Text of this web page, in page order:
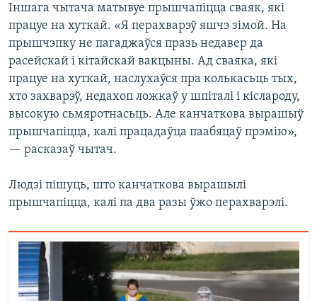
Іншага чытача матывуе прышчапіцца сваяк, які
працуе на хуткай. «Я перахварэў яшчэ зімой. На
прышчэпку не пагаджаўся празь недавер да
расейскай і кітайскай вакцыны. Ад сваяка, які
працуе на хуткай, наслухаўся пра колькасьць тых,
хто захварэў, недахоп ложкаў у шпіталі і кіслароду,
высокую сьмяротнасьць. Але канчаткова вырашыў
прышчапіцца, калі працадаўца паабяцаў прэмію»,
— расказаў чытач.
Людзі пішуць, што канчаткова вырашылі
прышчапіцца, калі па два разы ўжо перахварэлі.